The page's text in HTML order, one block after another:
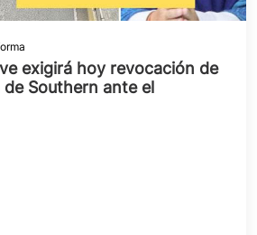
exigirá hoy revocación de
de Southern ante el